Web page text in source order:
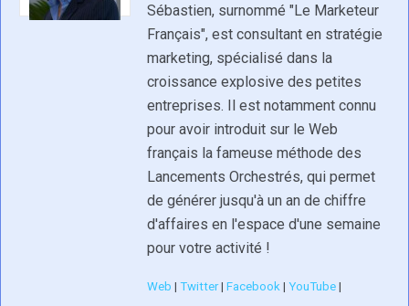
Sébastien, surnommé "Le Marketeur
Français", est consultant en stratégie
marketing, spécialisé dans la
croissance explosive des petites
entreprises. Il est notamment connu
pour avoir introduit sur le Web
français la fameuse méthode des
Lancements Orchestrés, qui permet
de générer jusqu'à un an de chiffre
d'affaires en l'espace d'une semaine
pour votre activité !
Web | Twitter| Facebook | YouTube |